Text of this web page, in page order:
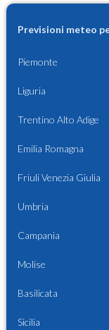
Previsioni meteo
Piemonte
Liguria
Trentino Alto Adige
Emilia Romagna
Friuli Venezia Giulia
Umbria
Campania
Molise
Basilicata
Sicilia